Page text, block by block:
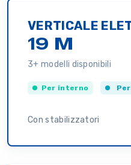
VERTICALE
19 M
3+ modelli disponibili
Per interno
Con stabilizzatori